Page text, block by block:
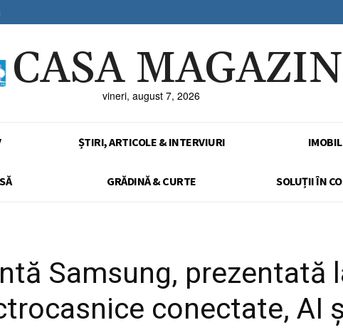
CASA MAGAZIN
vineri, august 7, 2026
ȘTIRI, ARTICOLE & INTERVIURI
GRĂDINĂ & CURTE SOLUȚII ÎN
Samsung, prezentată
conectate, AI